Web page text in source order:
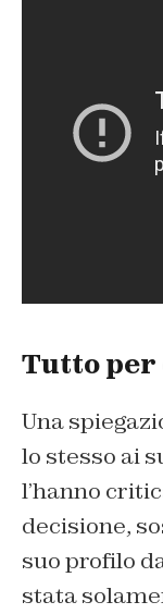
Tutto per
Una
lo stesso ai
l’hanno
decisione,
suo profilo
stata